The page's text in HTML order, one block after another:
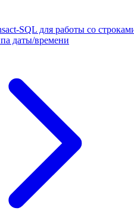
SQL для работы со
даты/времени